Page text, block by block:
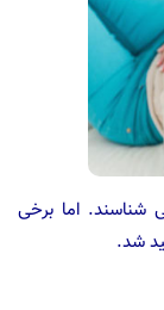
شناسند. اما برخی
شد.